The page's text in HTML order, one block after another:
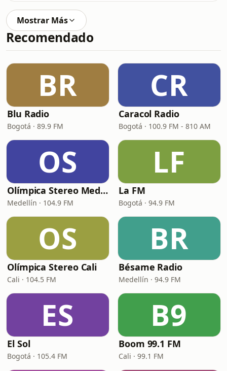
Mostrar Más
Recomendado
BR
Blu Radio
Bogotá · 89.9 FM
CR
Caracol Radio
Bogotá · 100.9 FM - 810 AM
OS
Olímpica Stereo Medellín
Medellín · 104.9 FM
LF
La FM
Bogotá · 94.9 FM
OS
Olímpica Stereo Cali
Cali · 104.5 FM
BR
Bésame Radio
Medellín · 94.9 FM
ES
El Sol
Bogotá · 105.4 FM
B9
Boom 99.1 FM
Cali · 99.1 FM